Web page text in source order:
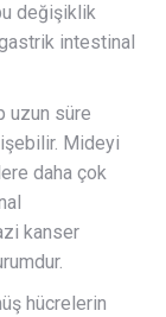
değişiklik
intestinal
uzun süre
Mideyi
daha çok
kanser
hücrelerin